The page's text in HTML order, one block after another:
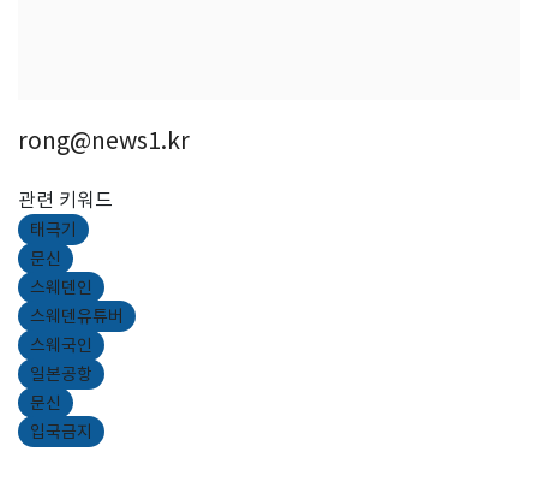
rong@news1.kr
관련 키워드
태극기
문신
스웨덴인
스웨덴유튜버
스웨국인
일본공항
문신
입국금지